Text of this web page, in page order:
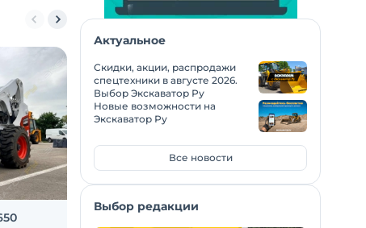
Трактор UMG Т1804
Актуальное
Скидки, акции, распродажи
спецтехники в августе 2026.
Выбор Экскаватор Ру
Новые возможности на
Экскаватор Ру
Все новости
Выбор редакции